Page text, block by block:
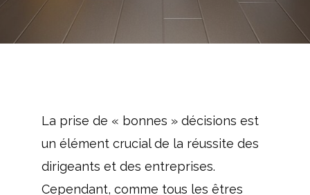
La prise de « bonnes » décisions est
un élément crucial de la réussite des
dirigeants et des entreprises.
Cependant, comme tous les êtres